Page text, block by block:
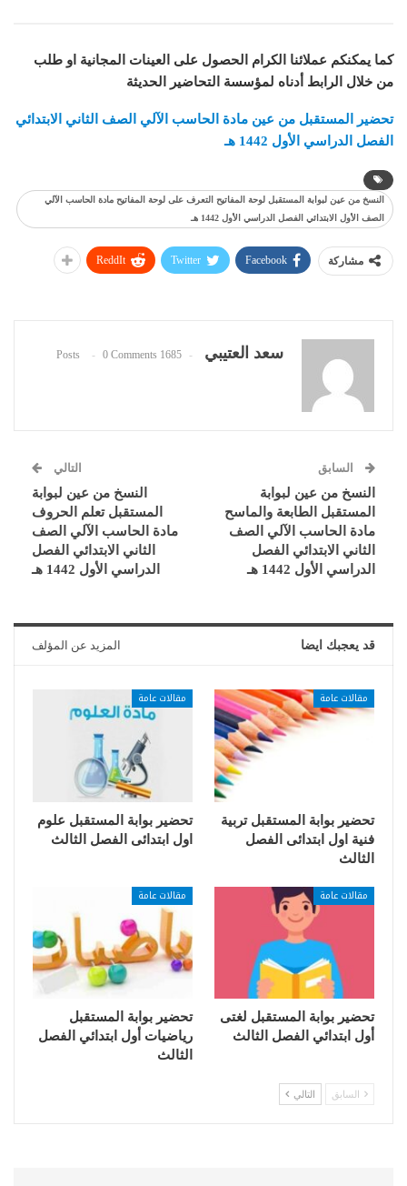
كما يمكنكم عملائنا الكرام الحصول على العينات المجانية او طلب
من خلال الرابط أدناه لمؤسسة التحاضير الحديثة
تحضير المستقبل من عين مادة الحاسب الآلي الصف الثاني الابتدائي
الفصل الدراسي الأول 1442 هـ
النسخ من عين لبوابة المستقبل لوحة المفاتيح التعرف على لوحة المفاتيح مادة الحاسب الآلي
الصف الأول الابتدائي الفصل الدراسي الأول 1442 هـ
مشاركة Facebook
Twitter
ReddIt
سعد العتيبي 1685 Posts
0 Comments
السابق
النسخ من عين لبوابة
المستقبل الطابعة والماسح
مادة الحاسب الآلي الصف
الثاني الابتدائي الفصل
الدراسي الأول 1442 هـ
التالي
النسخ من عين لبوابة
المستقبل تعلم الحروف
مادة الحاسب الآلي الصف
الثاني الابتدائي الفصل
الدراسي الأول 1442 هـ
قد يعجبك ايضا المزيد عن المؤلف
مقالات عامة
تحضير بوابة المستقبل تربية
فنية اول ابتدائى الفصل
الثالث
مقالات عامة
تحضير بوابة المستقبل علوم
اول ابتدائى الفصل الثالث
مقالات عامة
تحضير بوابة المستقبل لغتى
أول ابتدائي الفصل الثالث
مقالات عامة
تحضير بوابة المستقبل
رياضيات أول ابتدائي الفصل
الثالث
السابق التالي